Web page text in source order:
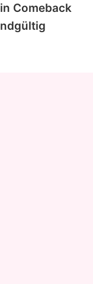
Comeback